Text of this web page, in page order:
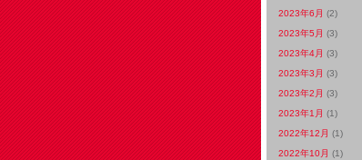
2023年6月 (2)
2023年5月 (3)
2023年4月 (3)
2023年3月 (3)
2023年2月 (3)
2023年1月 (1)
2022年12月 (1)
2022年10月 (1)